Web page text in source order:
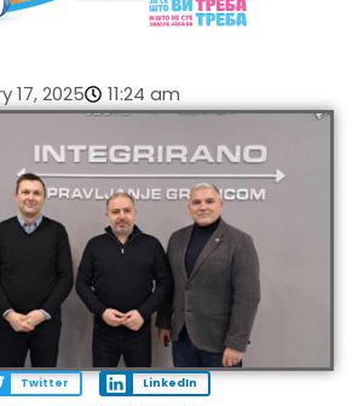
17, 2025 11:24 am
Twitter LinkedIn